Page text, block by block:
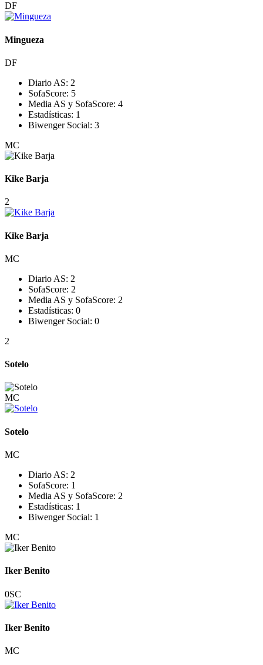
DF
Mingueza
DF
Diario AS: 2
SofaScore: 5
Media AS y SofaScore: 4
Estadísticas: 1
Biwenger Social: 3
MC
Kike Barja
2
Kike Barja
MC
Diario AS: 2
SofaScore: 2
Media AS y SofaScore: 2
Estadísticas: 0
Biwenger Social: 0
2
Sotelo
MC
Sotelo
MC
Diario AS: 2
SofaScore: 1
Media AS y SofaScore: 2
Estadísticas: 1
Biwenger Social: 1
MC
Iker Benito
0SC
Iker Benito
MC